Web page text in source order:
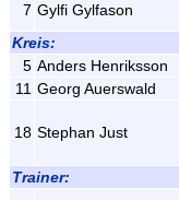
7 Gylfi Gylfason
Kreis:
5 Anders Henriksson
11 Georg Auerswald
18 Stephan Just
Trainer: